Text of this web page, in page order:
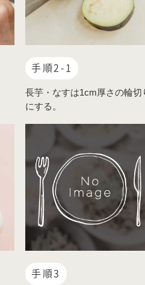
手順2-1
長芋・なすは1cm厚さの輪切
にする。
手順3